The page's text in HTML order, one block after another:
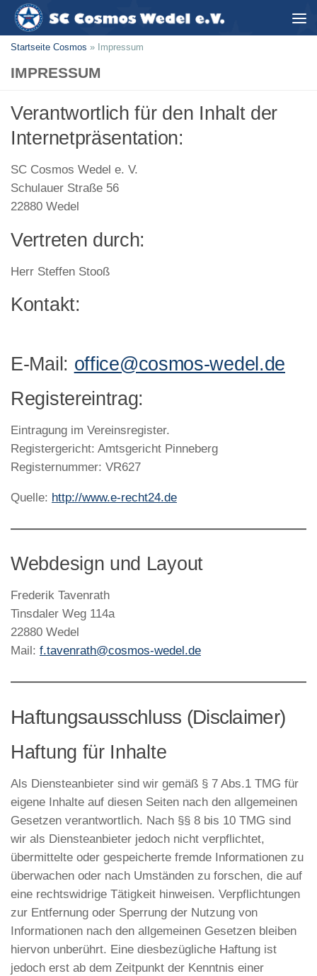
Zum Inhalt springen
Startseite Cosmos » Impressum
IMPRESSUM
Verantwortlich für den Inhalt der
Internetpräsentation:
SC Cosmos Wedel e. V.
Schulauer Straße 56
22880 Wedel
Vertreten durch:
Herr Steffen Stooß
Kontakt:
E-Mail: office@cosmos-wedel.de
Registereintrag:
Eintragung im Vereinsregister.
Registergericht: Amtsgericht Pinneberg
Registernummer: VR627
Quelle: http://www.e-recht24.de
Webdesign und Layout
Frederik Tavenrath
Tinsdaler Weg 114a
22880 Wedel
Mail: f.tavenrath@cosmos-wedel.de
Haftungsausschluss (Disclaimer)
Haftung für Inhalte
Als Diensteanbieter sind wir gemäß § 7 Abs.1 TMG für
eigene Inhalte auf diesen Seiten nach den allgemeinen
Gesetzen verantwortlich. Nach §§ 8 bis 10 TMG sind
wir als Diensteanbieter jedoch nicht verpflichtet,
übermittelte oder gespeicherte fremde Informationen zu
überwachen oder nach Umständen zu forschen, die auf
eine rechtswidrige Tätigkeit hinweisen. Verpflichtungen
zur Entfernung oder Sperrung der Nutzung von
Informationen nach den allgemeinen Gesetzen bleiben
hiervon unberührt. Eine diesbezügliche Haftung ist
jedoch erst ab dem Zeitpunkt der Kenntnis einer